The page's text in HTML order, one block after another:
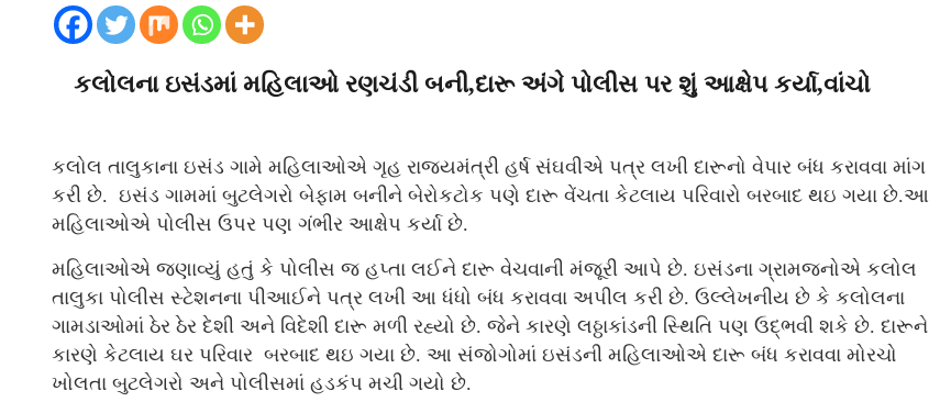
કલોલના ઇસંડમાં મહિલાઓ રણચંડી બની,દારૂ અંગે પોલીસ પર શું આક્ષેપ કર્યા,વાંચો
કલોલ તાલુકાના ઇસંડ ગામે મહિલાઓએ ગૃહ રાજ્યમંત્રી હર્ષ સંઘવીએ પત્ર લખી દારૂનો વેપાર બંધ કરાવવા માંગ
કરી છે. ઇસંડ ગામમાં બુટલેગરો બેફામ બનીને બેરોકટોક પણે દારૂ વેંચતા કેટલાય પરિવારો બરબાદ થઇ ગયા છે.આ
મહિલાઓએ પોલીસ ઉપર પણ ગંભીર આક્ષેપ કર્યા છે.
મહિલાઓએ જણાવ્યું હતું કે પોલીસ જ હપ્તા લઈને દારૂ વેચવાની મંજૂરી આપે છે. ઇસંડના ગ્રામજનોએ કલોલ
તાલુકા પોલીસ સ્ટેશનના પીઆઈને પત્ર લખી આ ધંધો બંધ કરાવવા અપીલ કરી છે. ઉલ્લેખનીય છે કે કલોલના
ગામડાઓમાં ઠેર ઠેર દેશી અને વિદેશી દારૂ મળી રહ્યો છે. જેને કારણે લઠ્ઠાકાંડની સ્થિતિ પણ ઉદ્ભવી શકે છે. દારૂને
કારણે કેટલાય ઘર પરિવાર બરબાદ થઇ ગયા છે. આ સંજોગોમાં ઇસંડની મહિલાઓએ દારૂ બંધ કરાવવા મોરચો
ખોલતા બુટલેગરો અને પોલીસમાં હડકંપ મચી ગયો છે.